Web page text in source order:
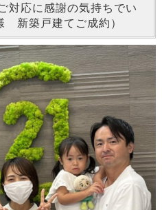
対応に感謝の気持ちでい
新築戸建てご成約）